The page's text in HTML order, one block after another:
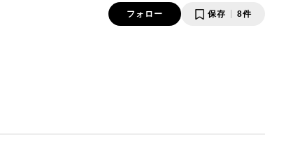
フォロー 保存 8件